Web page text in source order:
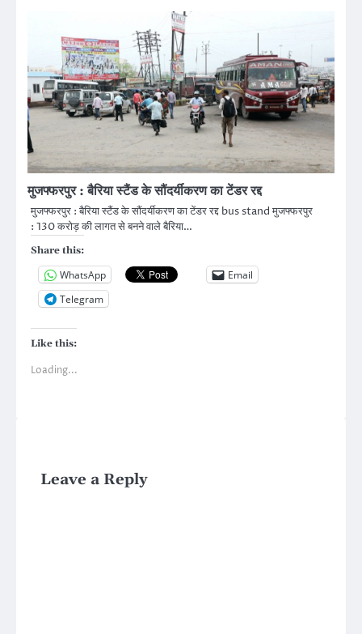
मुजफ्फरपुर : बैरिया स्टैंड के सौंदर्यीकरण का टेंडर रद्द
मुजफ्फरपुर : बैरिया स्टैंड के सौंदर्यीकरण का टेंडर रद्द bus stand मुजफ्फरपुर
: 130 कराेड़ की लागत से बनने वाले बैरिया…
Share this:
WhatsApp
Email
Telegram
Like this:
Loading...
Leave a Reply